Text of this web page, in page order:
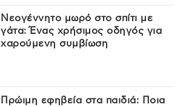
Νεογέννητο μωρό στο σπίτι με
γάτα: Ένας χρήσιμος οδηγός για
χαρούμενη συμβίωση
Πρώιμη εφηβεία στα παιδιά: Ποια